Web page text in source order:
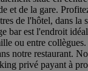
et de la gare.
de l'hôtel, dans la
bar est l'endroit
ou entre
notre restaurant.
privé payant à